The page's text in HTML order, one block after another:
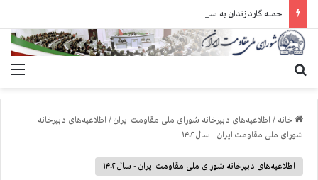
خانه / اطلاعیه‌های دبیرخانه شورای ملی مقاومت ایران/ اطلاعیه‌های دبیرخانه
شورای ملی مقاومت ایران - سال ۱۴۰۲
اطلاعیه‌های دبیرخانه شورای ملی مقاومت ایران - سال ۱۴۰۲